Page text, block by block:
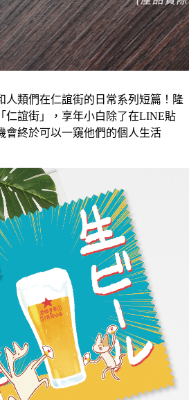
人類們在仁誼街的日常系列短篇！隆
仁誼街」，享年小白除了在LINE貼
會終於可以一窺他們的個人生活